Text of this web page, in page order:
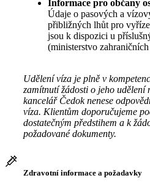
Informace pro občany
Údaje o pasových a
přibližných lhůt pro
jsou k dispozici u
(ministerstvo
Udělení víza je plně v
zamítnutí žádosti o jeho udělení
kancelář Čedok nenese
víza. Klientům doporučujeme
dostatečným předstihem a k
požadované dokumenty.
Zdravotní informace a požadavky